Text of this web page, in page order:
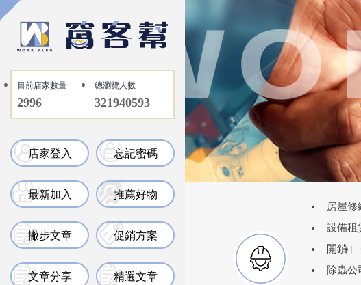
目前店家數量
2996
總瀏覽人數
321940593
店家登入 忘記密碼
最新加入 推薦好物
撇步文章 促銷方案
文章分享 精選文章
房屋修
設備租
開鎖
除蟲公